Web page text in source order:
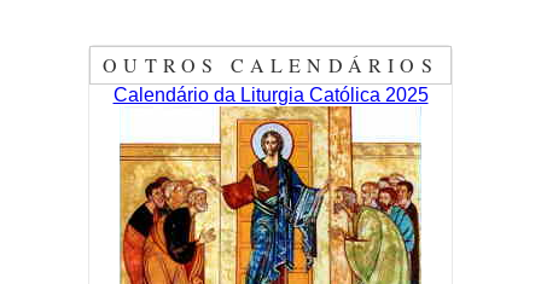
OUTROS CALENDÁRIOS
Calendário da Liturgia Católica 2025